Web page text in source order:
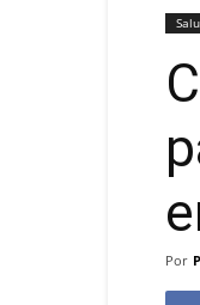
Por